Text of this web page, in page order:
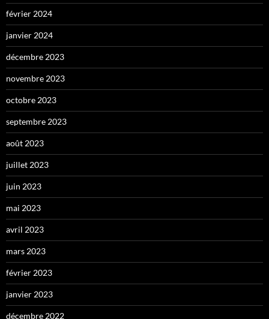
février 2024
janvier 2024
décembre 2023
novembre 2023
octobre 2023
septembre 2023
août 2023
juillet 2023
juin 2023
mai 2023
avril 2023
mars 2023
février 2023
janvier 2023
décembre 2022